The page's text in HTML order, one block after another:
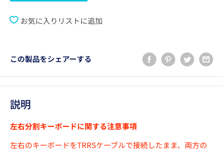
お気に入りリストに追加
この製品をシェアーする
説明
左右分割キーボードに関する注意事項
左右のキーボードをTRRSケーブルで接続したまま、両方の